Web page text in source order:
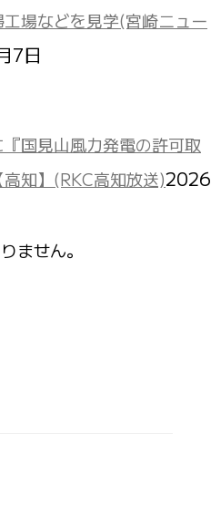
場などを見学(宮崎ニュー
7日
国見山風力発電の許可取
知】(RKC高知放送)2026
ません。